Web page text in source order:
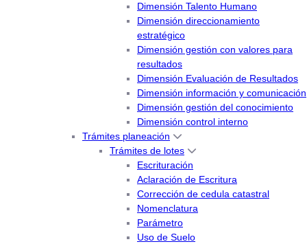
Dimensión Talento Humano
Dimensión direccionamiento
estratégico
Dimensión gestión con valores para
resultados
Dimensión Evaluación de Resultados
Dimensión información y comunicación
Dimensión gestión del conocimiento
Dimensión control interno
Trámites planeación
Trámites de lotes
Escrituración
Aclaración de Escritura
Corrección de cedula catastral
Nomenclatura
Parámetro
Uso de Suelo